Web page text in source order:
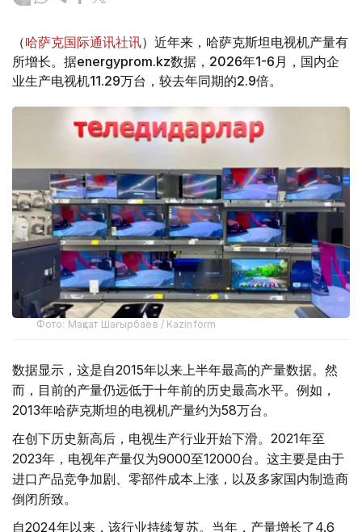
（哈萨克国际通讯社讯）近年来，哈萨克斯坦电视机产量有
所增长。据energyprom.kz数据，2026年1-6月，国内企
业生产电视机11.29万台，较去年同期的2.9倍。
Фото: Мақсат Шағырбаев / Kazinform
数据显示，这是自2015年以来上半年最高的产量数据。然
而，目前的产量仍远低于十年前的历史最高水平。例如，
2013年哈萨克斯坦的电视机产量约为58万台。
在创下历史新高后，电视生产行业开始下滑。2021年至
2023年，电视年产量仅为9000至12000台。这主要是由于
进口产品竞争加剧、零部件成本上涨，以及多家国内制造商
倒闭所致。
自2024年以来，该行业持续复苏。当年，产量增长了4.6